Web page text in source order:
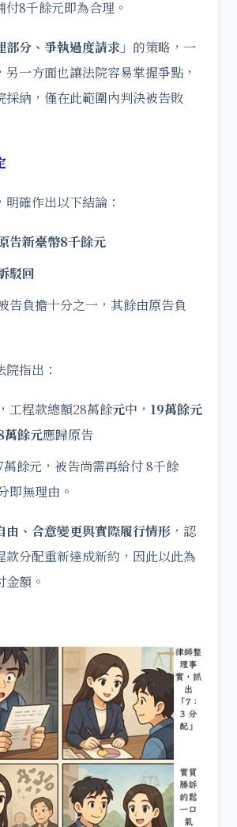
8千餘元即為合理。
部分、爭執過度請求 」的策略，一
另一方面也讓法院容易掌握爭點，
採納，僅在此範圍內判決被告敗
確作出以下結論：
告新臺幣8千餘元
駁回
告負擔十分之一，其餘由原告負
指出：
工程款總額28萬餘元中， 19萬餘元
萬餘元應歸原告
餘元，被告尚需再給付 8千餘
即無理由。
由、合意變更與實際履行情形 ，認
款分配重新達成新約，因此以此為
額。